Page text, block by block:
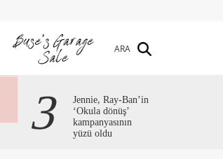
ARA
3
Jennie, Ray-Ban’in
‘Okula dönüş’
kampanyasının
yüzü oldu